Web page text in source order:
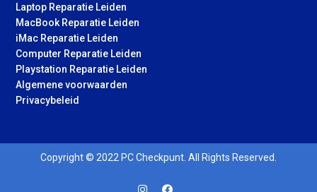
Laptop Reparatie Leiden
MacBook Reparatie Leiden
iMac Reparatie Leiden
Computer Reparatie Leiden
Playstation Reparatie Leiden
Algemene voorwaarden
Privacybeleid
Copyright © 2022 PC Checkpunt. All Rights Reserved.